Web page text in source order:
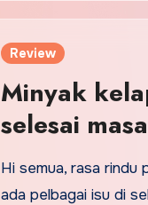
Review
Minyak
selesai
susah
Hi semua, rasa rindu
ada pelbagai isu di